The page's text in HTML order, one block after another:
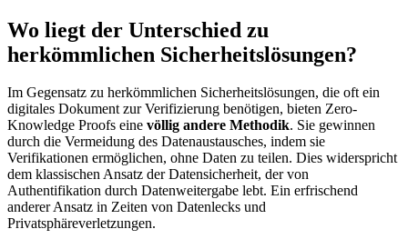
Wo liegt der Unterschied zu
herkömmlichen Sicherheitslösungen?
Im Gegensatz zu herkömmlichen Sicherheitslösungen, die oft ein
digitales Dokument zur Verifizierung benötigen, bieten Zero-
Knowledge Proofs eine völlig andere Methodik. Sie gewinnen
durch die Vermeidung des Datenaustausches, indem sie
Verifikationen ermöglichen, ohne Daten zu teilen. Dies widerspricht
dem klassischen Ansatz der Datensicherheit, der von
Authentifikation durch Datenweitergabe lebt. Ein erfrischend
anderer Ansatz in Zeiten von Datenlecks und
Privatsphäreverletzungen.